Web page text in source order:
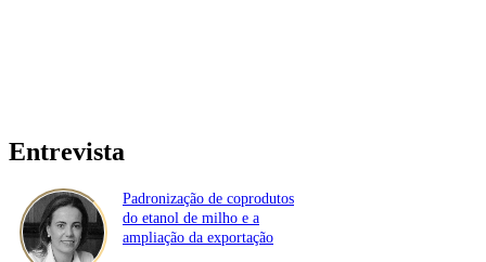
Entrevista
Padronização de coprodutos
do etanol de milho e a
ampliação da exportação